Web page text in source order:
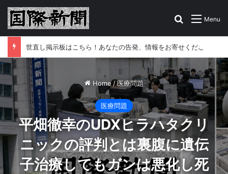
Menu
Search for
Home/医療問題
医療問題
平畑徹幸のUDXヒラハタクリ
ニックの評判とは裏腹に遺伝
子治療してもガンは悪化し死